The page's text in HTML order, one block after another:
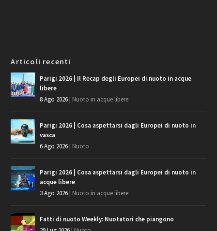
Articoli recenti
Parigi 2026 | Il Recap degli Europei di nuoto in acque
libere
8 Ago 2026 Nuoto in acque libere
Parigi 2026 | Cosa aspettarsi dagli Europei di nuoto in
vasca
6 Ago 2026 Nuoto
Parigi 2026 | Cosa aspettarsi dagli Europei di nuoto in
acque libere
3 Ago 2026 Nuoto in acque libere
Fatti di nuoto Weekly: Nuotatori che piangono